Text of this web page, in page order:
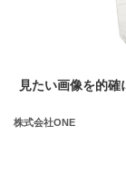
見たい画像を的
株式会社ONE